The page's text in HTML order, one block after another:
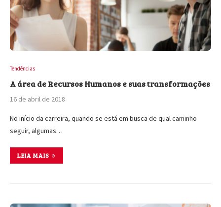
Tendências
A área de Recursos Humanos e suas transformações
16 de abril de 2018
No início da carreira, quando se está em busca de qual caminho
seguir, algumas…
LEIA MAIS